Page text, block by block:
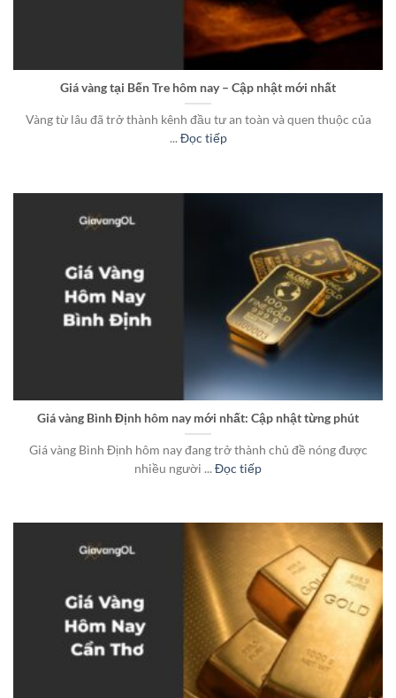
Giá vàng tại Bến Tre hôm nay – Cập nhật mới nhất
Vàng từ lâu đã trở thành kênh đầu tư an toàn và quen thuộc của
...Đọc tiếp
Giá vàng Bình Định hôm nay mới nhất: Cập nhật từng phút
Giá vàng Bình Định hôm nay đang trở thành chủ đề nóng được
nhiều người ...Đọc tiếp